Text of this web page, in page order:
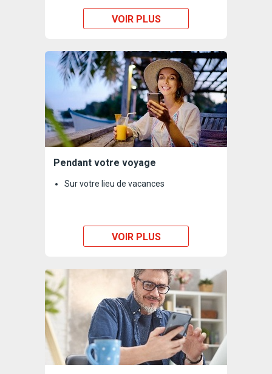
VOIR PLUS
Pendant votre voyage
Sur votre lieu de vacances
VOIR PLUS